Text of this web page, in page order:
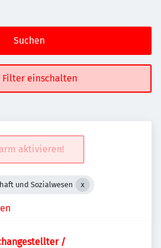
Suchen
Filter einschalten
aktivieren!
und Sozialwesen
/